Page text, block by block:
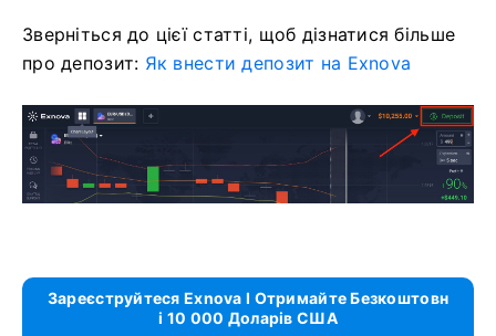
Зверніться до цієї статті, щоб дізнатися більше
про депозит: Як внести депозит на Exnova
Зареєструйтеся Exnova І Отримайте Безкоштовн
І 10 000 Доларів США